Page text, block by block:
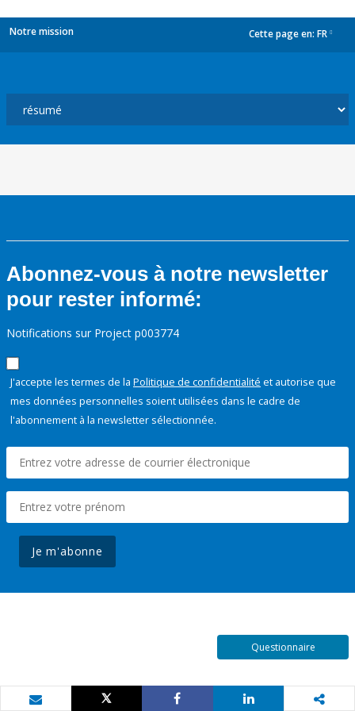
Notre mission Cette page en: FR
Abonnez-vous à notre newsletter
pour rester informé:
Notifications sur Project p003774
J'accepte les termes de la Politique de confidentialité et autorise que
mes données personnelles soient utilisées dans le cadre de
l'abonnement à la newsletter sélectionnée.
Je m'abonne
Questionnaire